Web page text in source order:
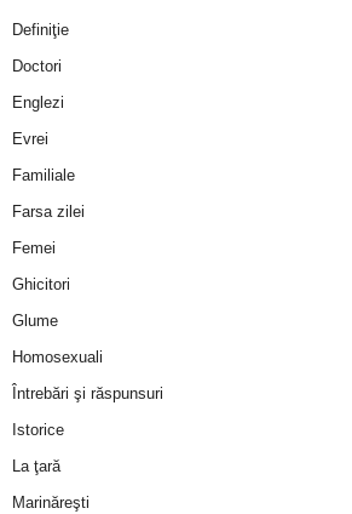
Definiţie
Doctori
Englezi
Evrei
Familiale
Farsa zilei
Femei
Ghicitori
Glume
Homosexuali
Întrebări şi răspunsuri
Istorice
La ţară
Marinăreşti